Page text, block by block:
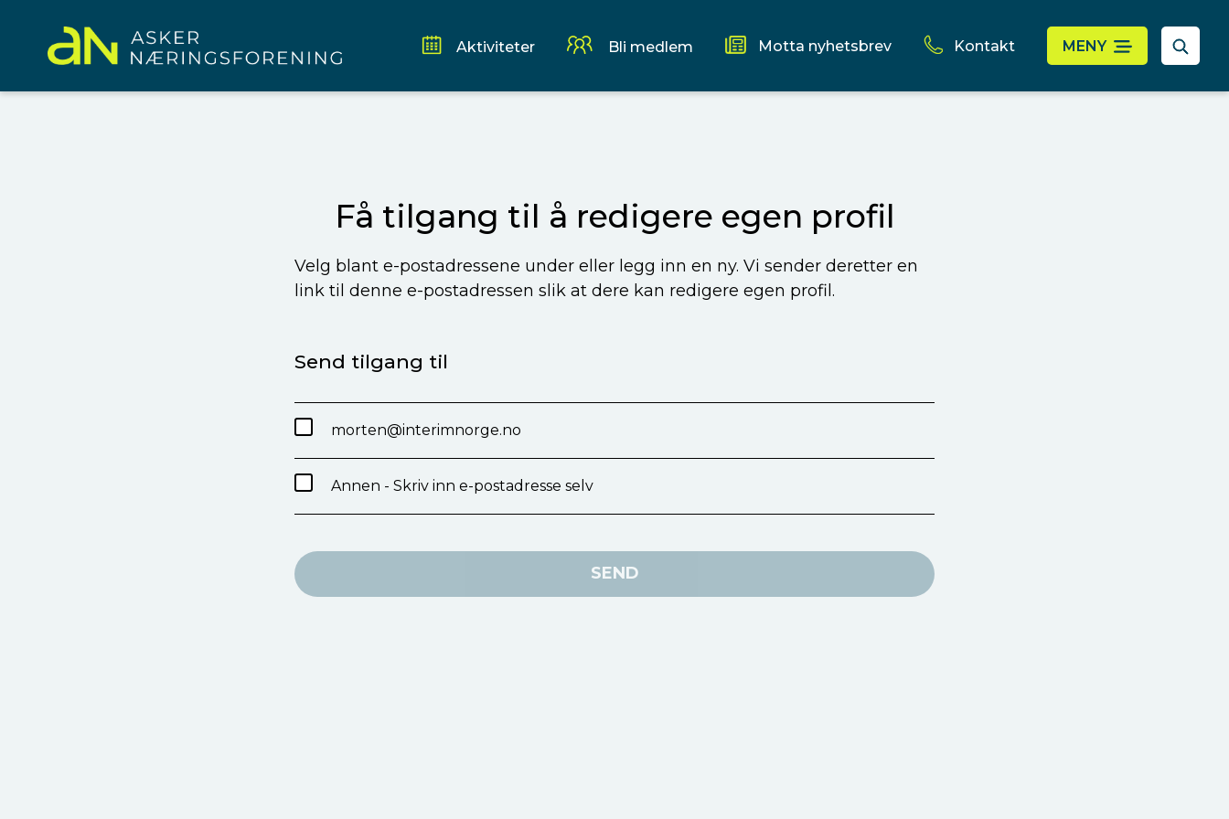
Aktiviteter Bli medlem Motta nyhetsbrev Kontakt MENY
Få tilgang til å redigere egen profil
Velg blant e-postadressene under eller legg inn en ny. Vi sender deretter en
link til denne e-postadressen slik at dere kan redigere egen profil.
Send tilgang til
morten@interimnorge.no
Annen - Skriv inn e-postadresse selv
SEND